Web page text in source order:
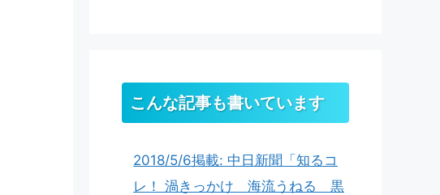
こんな記事も書いています
2018/5/6掲載: 中日新聞「知るコ
レ！ 渦きっかけ 海流うねる 黒